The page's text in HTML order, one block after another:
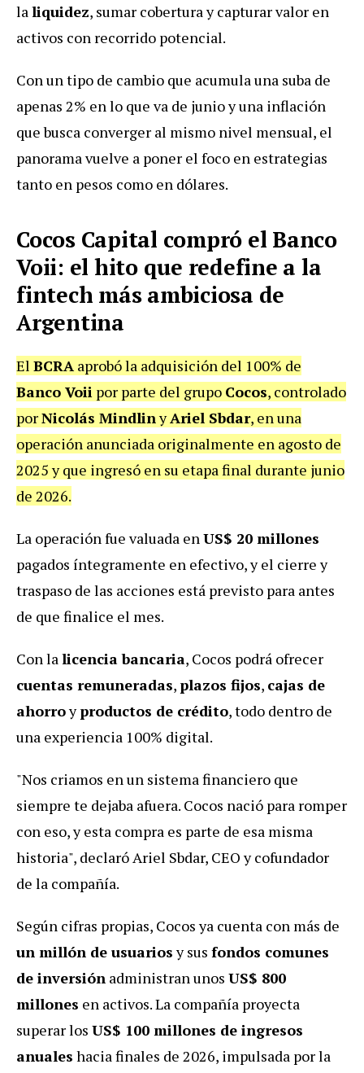
laliquidez, sumar cobertura y capturar valor en
activos con recorrido potencial.
Con un tipo de cambio que acumula una suba de
apenas 2% en lo que va de junio y una inflación
que busca converger al mismo nivel mensual, el
panorama vuelve a poner el foco en estrategias
tanto en pesos como en dólares.
Cocos Capital compró el Banco
Voii: el hito que redefine a la
fintech más ambiciosa de
Argentina
El BCRA aprobó la adquisición del 100% de
Banco Voii por parte del grupo Cocos, controlado
porNicolás MindlinyAriel Sbdar, en una
operación anunciada originalmente en agosto de
2025 y que ingresó en su etapa final durante junio
de 2026.
La operación fue valuada enUS$ 20 millones
pagados íntegramente en efectivo, y el cierre y
traspaso de las acciones está previsto para antes
de que finalice el mes.
Con lalicencia bancaria, Cocos podrá ofrecer
cuentas remuneradas,plazos fijos, cajas de
ahorroyproductos de crédito, todo dentro de
una experiencia 100% digital.
"Nos criamos en un sistema financiero que
siempre te dejaba afuera. Cocos nació para romper
con eso, y esta compra es parte de esa misma
historia", declaró Ariel Sbdar, CEO y cofundador
de la compañía.
Según cifras propias, Cocos ya cuenta con más de
un millón de usuariosy sus fondos comunes
de inversión administran unos US$ 800
millones en activos. La compañía proyecta
superar los US$ 100 millones de ingresos
anuales hacia finales de 2026, impulsada por la